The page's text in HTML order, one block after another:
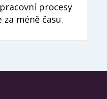
procesy
za méně času.